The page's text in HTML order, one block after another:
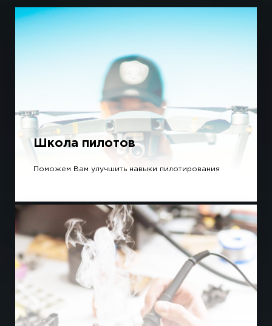
Школа пилотов
Поможем Вам улучшить навыки пилотирования